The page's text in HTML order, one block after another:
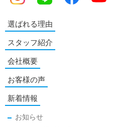
選ばれる理由
スタッフ紹介
会社概要
お客様の声
新着情報
お知らせ